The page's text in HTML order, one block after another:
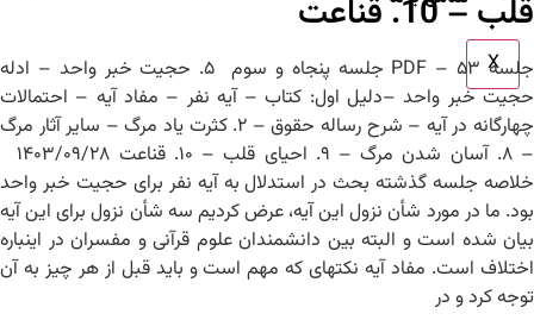
X
قلب – 10. قناعت
جلسه ۵۳ – PDF جلسه پنجاه و سوم ۵. حجیت خبر واحد – ادله
حجیت خبر واحد –دلیل اول: کتاب – آیه نفر – مفاد آیه – احتمالات
چهارگانه در آیه – شرح رساله حقوق – ۲. کثرت یاد مرگ – سایر آثار مرگ
خلاصه جلسه گذشته بحث در استدلال به آیه نفر برای حجیت خبر واحد
بود. ما در مورد شأن نزول این آیه، عرض کردیم سه شأن نزول برای این آیه
بیان شده است و البته بین دانشمندان علوم قرآنی و مفسران در این‎باره
اختلاف است. مفاد آیه نکته‎ای که مهم است و باید قبل از هر چیز به آن
توجه کرد و در